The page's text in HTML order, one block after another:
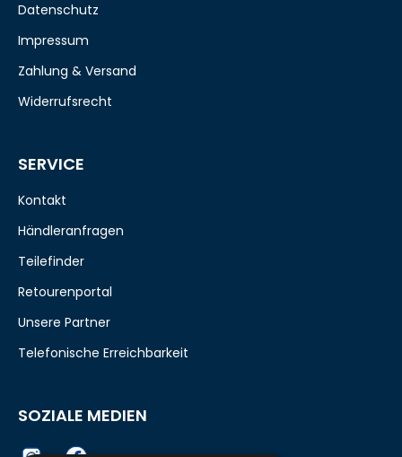
Datenschutz
Impressum
Zahlung & Versand
Widerrufsrecht
SERVICE
Kontakt
Händleranfragen
Teilefinder
Retourenportal
Unsere Partner
Telefonische Erreichbarkeit
SOZIALE MEDIEN